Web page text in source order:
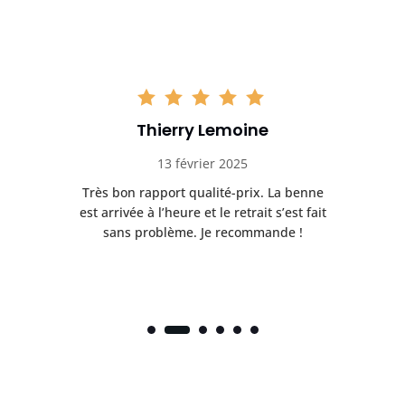
Thierry Lemoine
13 février 2025
Très bon rapport qualité-prix. La benne
est arrivée à l’heure et le retrait s’est fait
sans problème. Je recommande !